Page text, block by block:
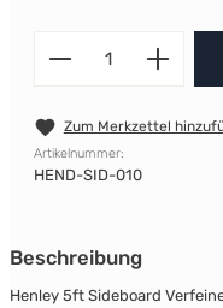
Zum Merkzettel
Artikelnummer:
HEND-SID-010
Beschreibung
Henley 5ft Sideboard